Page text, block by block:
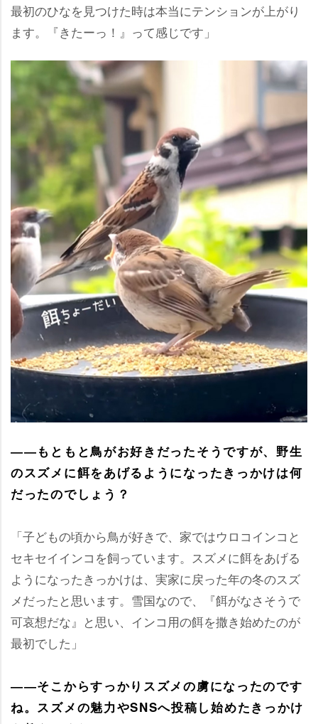
最初のひなを見つけた時は本当にテンションが上がり
ます。『きたーっ！』って感じです」
――もともと鳥がお好きだったそうですが、野生
のスズメに餌をあげるようになったきっかけは何
だったのでしょう？
「子どもの頃から鳥が好きで、家ではウロコインコと
セキセイインコを飼っています。スズメに餌をあげる
ようになったきっかけは、実家に戻った年の冬のスズ
メだったと思います。雪国なので、『餌がなさそうで
可哀想だな』と思い、インコ用の餌を撒き始めたのが
最初でした」
――そこからすっかりスズメの虜になったのです
ね。スズメの魅力やSNSへ投稿し始めたきっかけ